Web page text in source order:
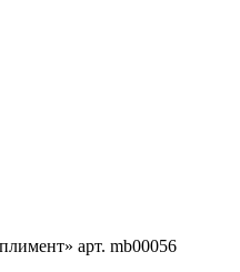
арт. mb00056